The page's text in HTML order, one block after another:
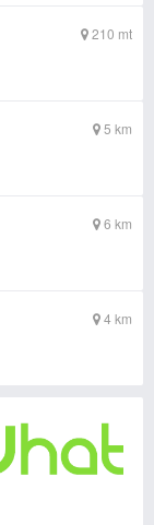
210 mt
5 km
6 km
4 km